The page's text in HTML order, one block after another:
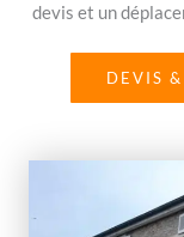
devis et un
DEVIS